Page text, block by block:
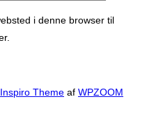
i denne browser til
Inspiro Theme af WPZOOM